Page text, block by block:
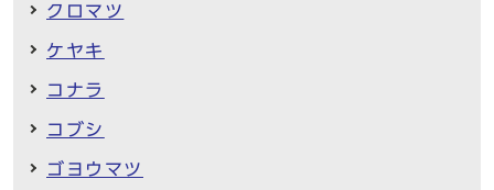
クロマツ
ケヤキ
コナラ
コブシ
ゴヨウマツ